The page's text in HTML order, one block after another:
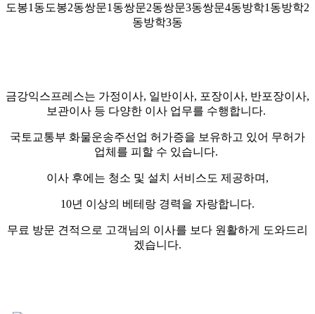
도봉1동도봉2동쌍문1동쌍문2동쌍문3동쌍문4동방학1동방학2
동방학3동
금강익스프레스는 가정이사, 일반이사, 포장이사, 반포장이사,
보관이사 등 다양한 이사 업무를 수행합니다.
국토교통부 화물운송주선업 허가증을 보유하고 있어 무허가
업체를 피할 수 있습니다.
이사 후에는 청소 및 설치 서비스도 제공하며,
10년 이상의 베테랑 경력을 자랑합니다.
무료 방문 견적으로 고객님의 이사를 보다 원활하게 도와드리
겠습니다.